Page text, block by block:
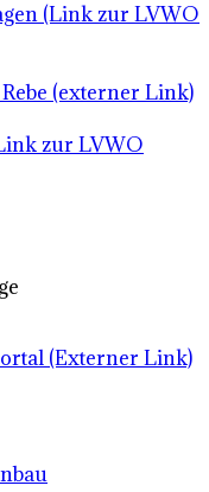
(Link zur LVWO
(externer Link)
zur LVWO
(Externer Link)